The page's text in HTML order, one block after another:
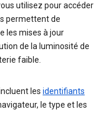
utilisez pour accéder
permettent de
les mises à jour
de la luminosité de
faible.
les identifiants
le type et les